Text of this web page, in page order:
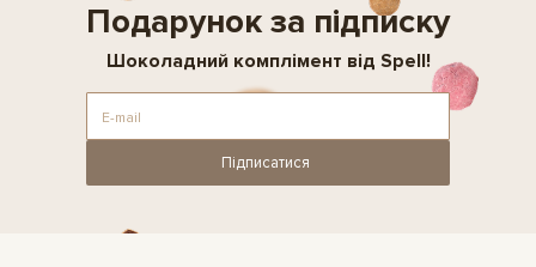
Подарунок за підписку
Шоколадний комплімент від Spell!
Підписатися